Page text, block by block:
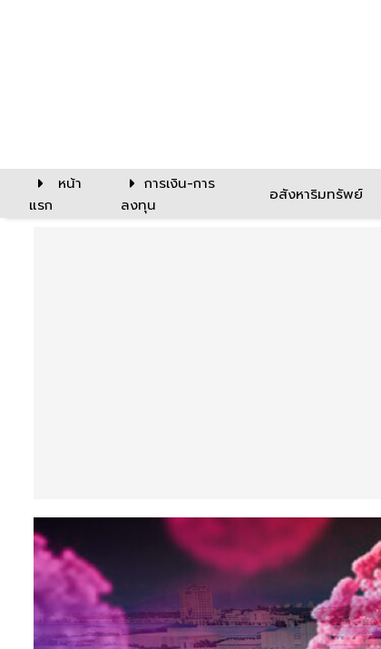
หน้า
แรก
การเงิน-การ
ลงทุน
อสังหาริมทรัพย์